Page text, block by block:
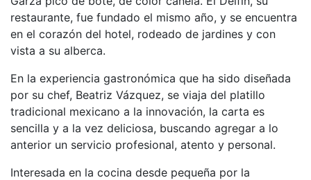
restaurante, fue fundado el mismo año, y se encuentra
en el corazón del hotel, rodeado de jardines y con
vista a su alberca.
En la experiencia gastronómica que ha sido diseñada
por su chef, Beatriz Vázquez, se viaja del platillo
tradicional mexicano a la innovación, la carta es
sencilla y a la vez deliciosa, buscando agregar a lo
anterior un servicio profesional, atento y personal.
Interesada en la cocina desde pequeña por la